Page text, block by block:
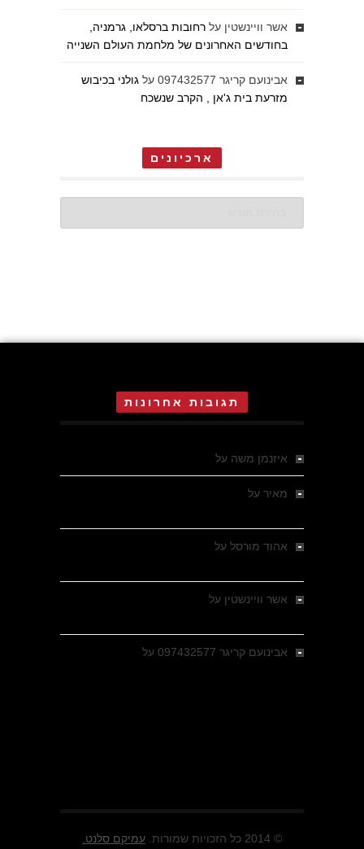
אשר וויינשטין על רחובות ברסלאו, גרמניה,
בחודשים האחרונים של מלחמת העולם השנייה
אבינועם קריגר 097432577 על גולני בכיבוש
מזרעת בית ג'אן , הקרב שנשכח
ארכיונים
תגובות אחרונות
איזנמן משה על
מאיר על
אהוד מורסל על
אשר וויינשטין על
אבינועם קריגר 097432577 על
© 2014 כל הזכויות שמורות. עמיקם סלנט.